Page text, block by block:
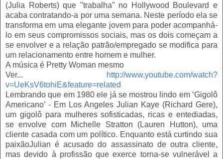
(Julia Roberts) que "trabalha" no Hollywood Boulevard e
acaba contratando-a por uma semana. Neste período ela se
transforma em uma elegante jovem para poder acompanhá-
lo em seus compromissos sociais, mas os dois começam a
se envolver e a relação patrão/empregado se modifica para
um relacionamento entre homem e mulher.
A música é Pretty Woman mesmo
Ver...
http://www.youtube.com/watch?
v=UeKsV6tohiE&feature=related
Lembrando que em 1980 ele já se mostrou lindo em ‘Gigolô
Americano’ - Em Los Angeles Julian Kaye (Richard Gere),
um gigolô para mulheres sofisticadas, ricas e entediadas,
se envolve com Michelle Stratton (Lauren Hutton), uma
cliente casada com um político. Enquanto está curtindo sua
paixãoJulian é acusado do assassinato de outra cliente,
mas devido à profissão que exerce torna-se vulnerável a